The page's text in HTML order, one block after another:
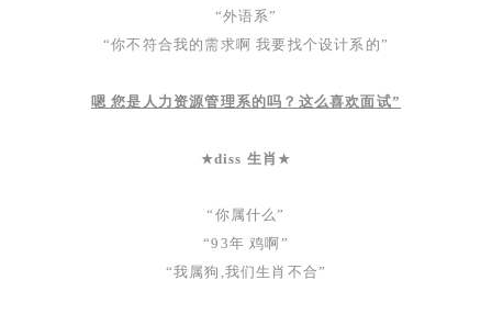
“外语系”
“你不符合我的需求啊 我要找个设计系的”
嗯 您是人力资源管理系的吗？这么喜欢面试”
★diss 生肖 ★
“你属什么”
“93年 鸡啊”
“我属狗,我们生肖不合”